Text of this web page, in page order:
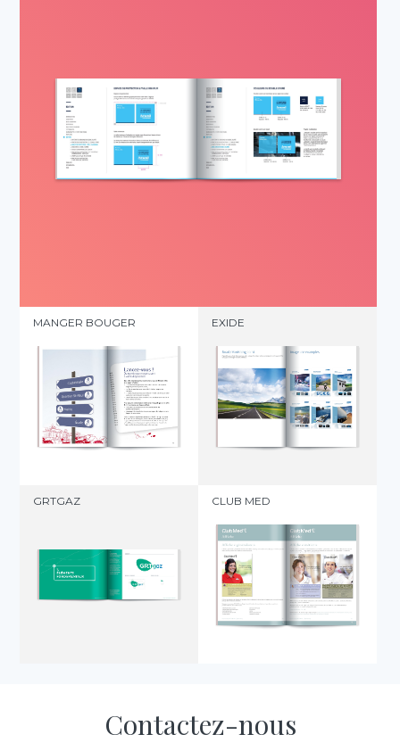
MANGER BOUGER EXIDE
GRTGAZ CLUB MED
Contactez-nous